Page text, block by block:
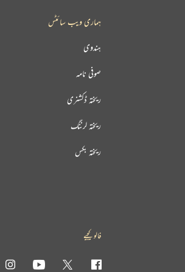
ہماری ویب سائٹس
ہندوی
صوفی نامہ
ریختہ ڈکشنری
ریختہ لرننگ
ریختہ بکس
فالو کیجیے